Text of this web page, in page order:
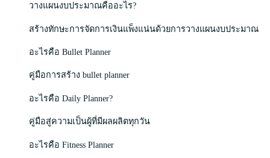
วางแผนงบประมาณคืออะไร?
สร้างทักษะการจัดการเงินแพ็งแน่นด้วยการวางแผนงบประมาณ
อะไรคือ Bullet Planner
คู่มือการสร้าง bullet planner
อะไรคือ Daily Planner?
คู่มือสู่ความเป็นผู้ที่มีผลผลิตทุกวัน
อะไรคือ Fitness Planner